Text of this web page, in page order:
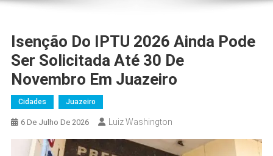
Isenção Do IPTU 2026 Ainda Pode
Ser Solicitada Até 30 De
Novembro Em Juazeiro
Cidades Juazeiro
6 De Julho De 2026 Luiz Washington